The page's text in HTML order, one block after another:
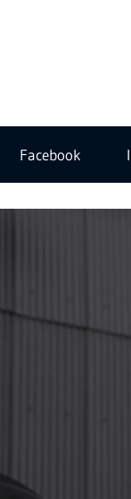
o
r
a
Facebook